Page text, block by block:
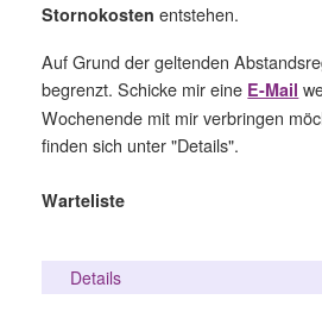
Stornokosten entstehen.
Auf Grund der geltenden
begrenzt. Schicke mir eine E-Mail
Wochenende mit mir verbringen
finden sich unter "Details".
Warteliste
Details